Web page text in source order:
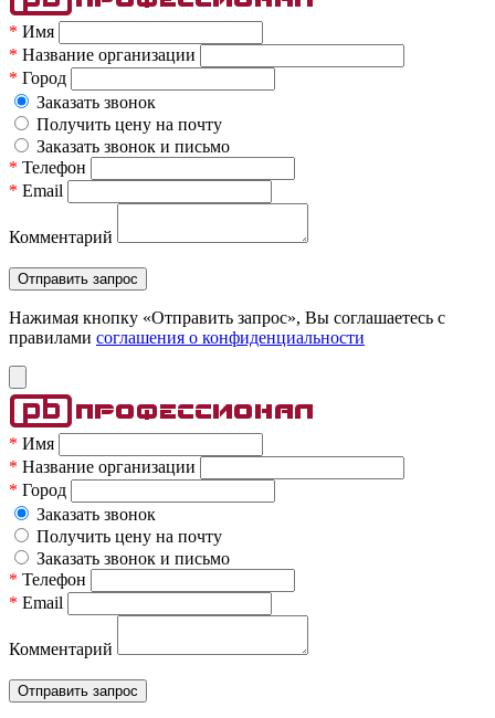
* Имя
* Название организации
* Город
Заказать звонок
Получить цену на почту
Заказать звонок и письмо
* Телефон
* Email
Комментарий
Нажимая кнопку «Отправить запрос», Вы соглашаетесь c
правилами соглашения о конфиденциальности
* Имя
* Название организации
* Город
Заказать звонок
Получить цену на почту
Заказать звонок и письмо
* Телефон
* Email
Комментарий